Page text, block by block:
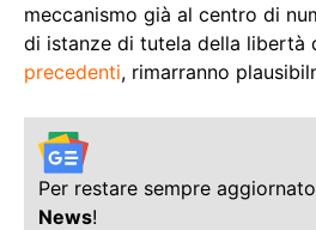
meccanismo già al centro di
di istanze di tutela della libertà
precedenti, rimarranno
Per restare sempre aggiornato
News!